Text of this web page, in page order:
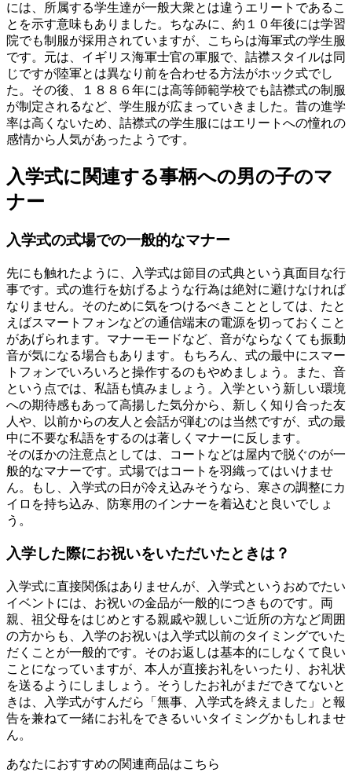
には、所属する学生達が一般大衆とは違うエリートであるこ
とを示す意味もありました。ちなみに、約１０年後には学習
院でも制服が採用されていますが、こちらは海軍式の学生服
です。元は、イギリス海軍士官の軍服で、詰襟スタイルは同
じですが陸軍とは異なり前を合わせる方法がホック式でし
た。その後、１８８６年には高等師範学校でも詰襟式の制服
が制定されるなど、学生服が広まっていきました。昔の進学
率は高くないため、詰襟式の学生服にはエリートへの憧れの
感情から人気があったようです。
入学式に関連する事柄への男の子のマ
ナー
入学式の式場での一般的なマナー
先にも触れたように、入学式は節目の式典という真面目な行
事です。式の進行を妨げるような行為は絶対に避けなければ
なりません。そのために気をつけるべきこととしては、たと
えばスマートフォンなどの通信端末の電源を切っておくこと
があげられます。マナーモードなど、音がならなくても振動
音が気になる場合もあります。もちろん、式の最中にスマー
トフォンでいろいろと操作するのもやめましょう。また、音
という点では、私語も慎みましょう。入学という新しい環境
への期待感もあって高揚した気分から、新しく知り合った友
人や、以前からの友人と会話が弾むのは当然ですが、式の最
中に不要な私語をするのは著しくマナーに反します。
そのほかの注意点としては、コートなどは屋内で脱ぐのが一
般的なマナーです。式場ではコートを羽織ってはいけませ
ん。もし、入学式の日が冷え込みそうなら、寒さの調整にカ
イロを持ち込み、防寒用のインナーを着込むと良いでしょ
う。
入学した際にお祝いをいただいたときは？
入学式に直接関係はありませんが、入学式というおめでたい
イベントには、お祝いの金品が一般的につきものです。両
親、祖父母をはじめとする親戚や親しいご近所の方など周囲
の方からも、入学のお祝いは入学式以前のタイミングでいた
だくことが一般的です。そのお返しは基本的にしなくて良い
ことになっていますが、本人が直接お礼をいったり、お礼状
を送るようにしましょう。そうしたお礼がまだできてないと
きは、入学式がすんだら「無事、入学式を終えました」と報
告を兼ねて一緒にお礼をできるいいタイミングかもしれませ
ん。
あなたにおすすめの関連商品はこちら